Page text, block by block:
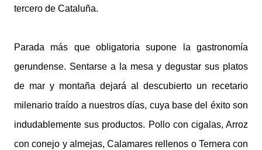
tercero de Cataluña.
Parada más que obligatoria supone la gastronomía
gerundense. Sentarse a la mesa y degustar sus platos
de mar y montaña dejará al descubierto un recetario
milenario traído a nuestros días, cuya base del éxito son
indudablemente sus productos. Pollo con cigalas, Arroz
con conejo y almejas, Calamares rellenos o Ternera con